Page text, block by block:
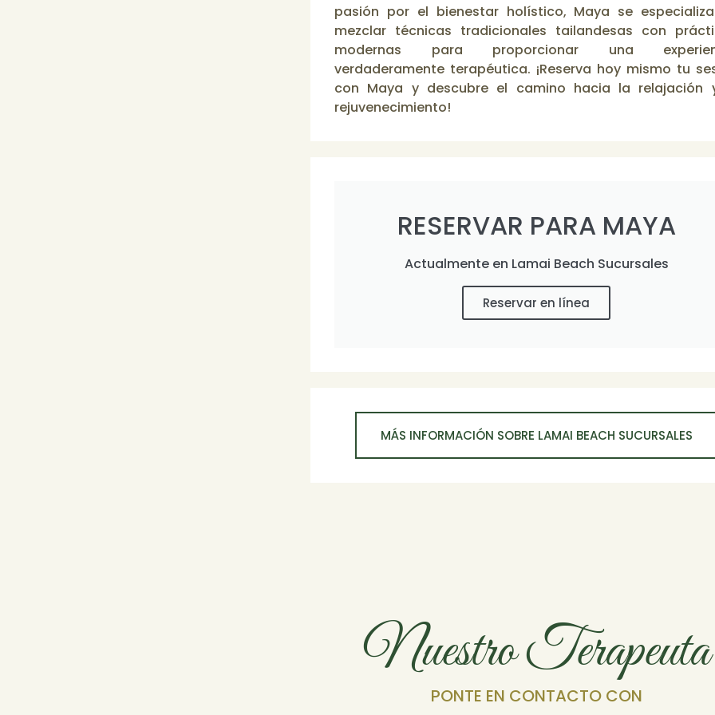
pasión por el bienestar holístico, Maya se
mezclar técnicas tradicionales tailandesas con
modernas para proporcionar una
verdaderamente terapéutica. ¡Reserva hoy mismo tu
con Maya y descubre el camino hacia la relajación
rejuvenecimiento!
RESERVAR PARA MAYA
Actualmente en Lamai Beach Sucursales
Reservar en línea
MÁS INFORMACIÓN SOBRE LAMAI BEACH SUCURSALES
Nuestro Terapeuta
PONTE EN CONTACTO CON